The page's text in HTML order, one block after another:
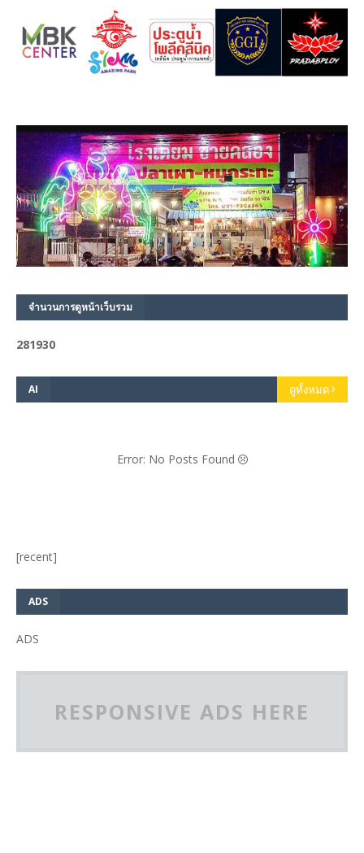
จำนวนการดูหน้าเว็บรวม
281930
AI ดูทั้งหมด
Error: No Posts Found
[recent]
ADS
ADS
RESPONSIVE ADS HERE